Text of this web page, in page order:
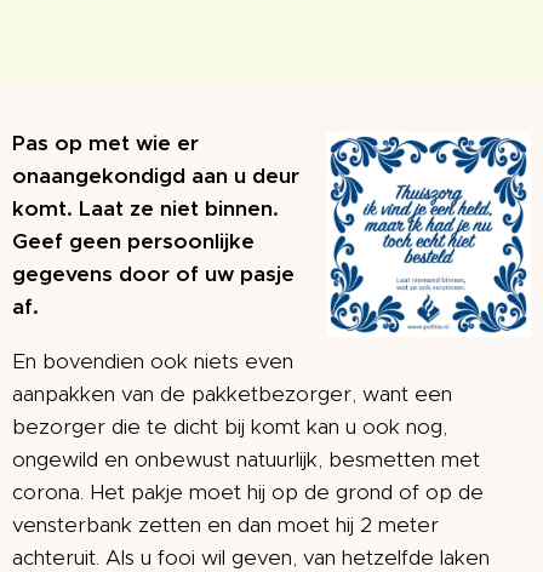
Pas op met wie er
onaangekondigd aan u deur
komt. Laat ze niet binnen.
Geef geen persoonlijke
gegevens door of uw pasje
af.
En bovendien ook niets even
aanpakken van de pakketbezorger, want een
bezorger die te dicht bij komt kan u ook nog,
ongewild en onbewust natuurlijk, besmetten met
corona. Het pakje moet hij op de grond of op de
vensterbank zetten en dan moet hij 2 meter
achteruit. Als u fooi wil geven, van hetzelfde laken